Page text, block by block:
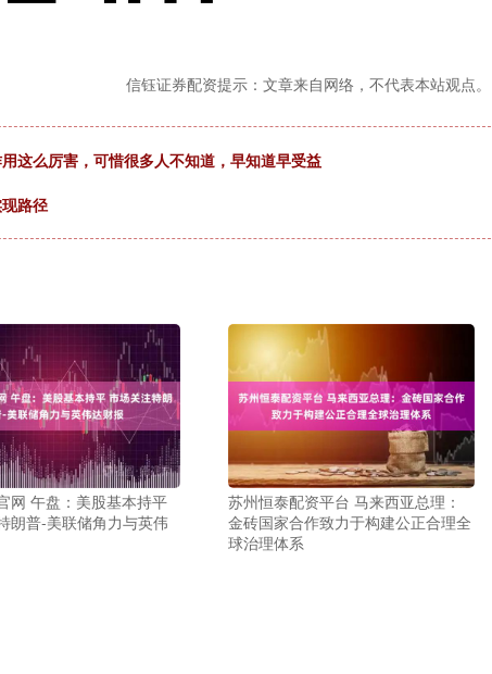
信钰证券配资提示：文章来自网络，不代表本站观点。
这么厉害，可惜很多人不知道，早知道早受益
路径
网 午盘：美股基本持平
朗普-美联储角力与英伟
苏州恒泰配资平台 马来西亚总理：
金砖国家合作致力于构建公正合理全
球治理体系